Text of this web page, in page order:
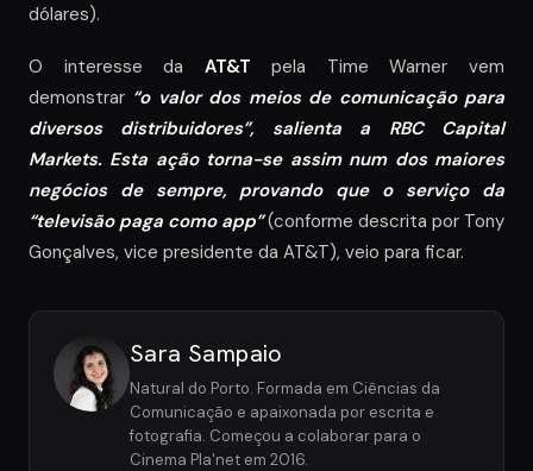
dólares).
O interesse da AT&T pela Time Warner vem
demonstrar “o valor dos meios de comunicação para
diversos distribuidores”, salienta a RBC Capital
Markets. Esta ação torna-se assim num dos maiores
negócios de sempre, provando que o serviço da
“televisão paga como app” (conforme descrita por Tony
Gonçalves, vice presidente da AT&T), veio para ficar.
Sara Sampaio
Natural do Porto. Formada em Ciências da
Comunicação e apaixonada por escrita e
fotografia. Começou a colaborar para o
Cinema Pla'net em 2016.